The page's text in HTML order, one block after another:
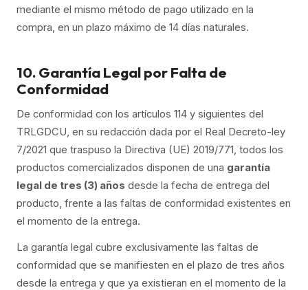
mediante el mismo método de pago utilizado en la
compra, en un plazo máximo de 14 días naturales.
10. Garantía Legal por Falta de
Conformidad
De conformidad con los artículos 114 y siguientes del
TRLGDCU, en su redacción dada por el Real Decreto-ley
7/2021 que traspuso la Directiva (UE) 2019/771, todos los
productos comercializados disponen de una garantía
legal de tres (3) años desde la fecha de entrega del
producto, frente a las faltas de conformidad existentes en
el momento de la entrega.
La garantía legal cubre exclusivamente las faltas de
conformidad que se manifiesten en el plazo de tres años
desde la entrega y que ya existieran en el momento de la